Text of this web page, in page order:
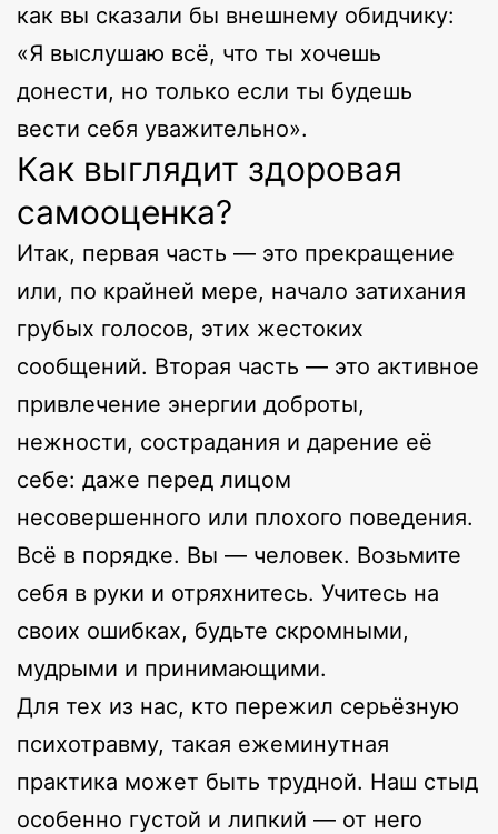
как вы сказали бы внешнему обидчику:
«Я выслушаю всё, что ты хочешь
донести, но только если ты будешь
вести себя уважительно».
Как выглядит здоровая
самооценка?
Итак, первая часть — это прекращение
или, по крайней мере, начало затихания
грубых голосов, этих жестоких
сообщений. Вторая часть — это активное
привлечение энергии доброты,
нежности, сострадания и дарение её
себе: даже перед лицом
несовершенного или плохого поведения.
Всё в порядке. Вы — человек. Возьмите
себя в руки и отряхнитесь. Учитесь на
своих ошибках, будьте скромными,
мудрыми и принимающими.
Для тех из нас, кто пережил серьёзную
психотравму, такая ежеминутная
практика может быть трудной. Наш стыд
особенно густой и липкий — от него